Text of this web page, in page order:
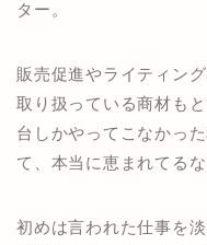
ター。
販売促進やライティン
取り扱っている商材も
台しかやってこなかっ
て、本当に恵まれてる
初めは言われた仕事を